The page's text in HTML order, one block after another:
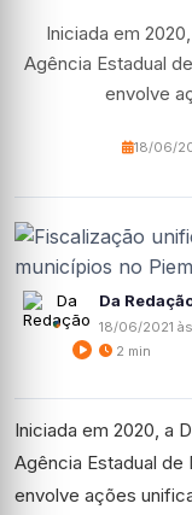
Iniciada em
Agência Estadual
envolve
18/06/
Da
18/06/2021
2 min
Iniciada em 2020, a
Agência Estadual de
envolve ações